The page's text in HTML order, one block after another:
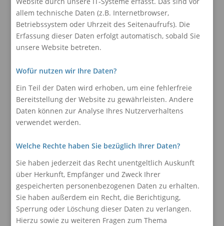
allem technische Daten (z.B. Internetbrowser,
Betriebssystem oder Uhrzeit des Seitenaufrufs). Die
Erfassung dieser Daten erfolgt automatisch, sobald Sie
unsere Website betreten.
Wofür nutzen wir Ihre Daten?
Ein Teil der Daten wird erhoben, um eine fehlerfreie
Bereitstellung der Website zu gewährleisten. Andere
Daten können zur Analyse Ihres Nutzerverhaltens
verwendet werden.
Welche Rechte haben Sie bezüglich Ihrer Daten?
Sie haben jederzeit das Recht unentgeltlich Auskunft
über Herkunft, Empfänger und Zweck Ihrer
gespeicherten personenbezogenen Daten zu erhalten.
Sie haben außerdem ein Recht, die Berichtigung,
Sperrung oder Löschung dieser Daten zu verlangen.
Hierzu sowie zu weiteren Fragen zum Thema